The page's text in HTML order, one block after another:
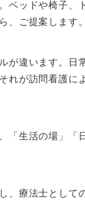
ベッドや椅子
、ご提案します。
が違います。
れが訪問看護
「生活の場」
、療法士とし